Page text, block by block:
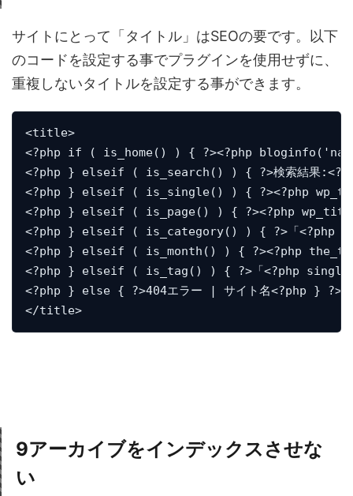
サイトにとって「タイトル」はSEOの要です。以下
のコードを設定する事でプラグインを使用せずに、
重複しないタイトルを設定する事ができます。
<title>
<?php if ( is_home() ) { ?><?php
<?php } elseif ( is_search() ) { ?>検索結果
<?php } elseif ( is_single() ) { ?><?php
<?php } elseif ( is_page() ) { ?><?php
<?php } elseif ( is_category() ) { ?>「<?php
<?php } elseif ( is_month() ) { ?><?php
<?php } elseif ( is_tag() ) { ?>「<?php
<?php } else { ?>404エラー | サイト名<?php } ?>
</title>
9アーカイブをインデックスさせな
い